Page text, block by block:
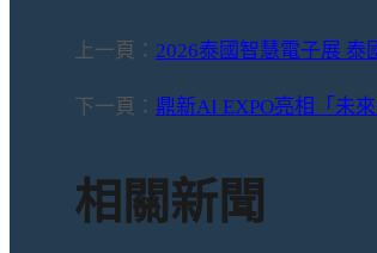
上一頁： 2026泰國智慧電子展 泰
下一頁： 鼎新AI EXPO亮相「未
相關新聞